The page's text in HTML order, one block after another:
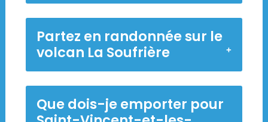
Partez en randonnée sur le
volcan La Soufrière
Que dois-je emporter pour